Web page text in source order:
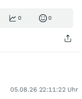
0 0
05.08.26 22:11:22 Uhr